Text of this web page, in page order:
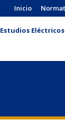
Inicio
Estudios Eléctricos